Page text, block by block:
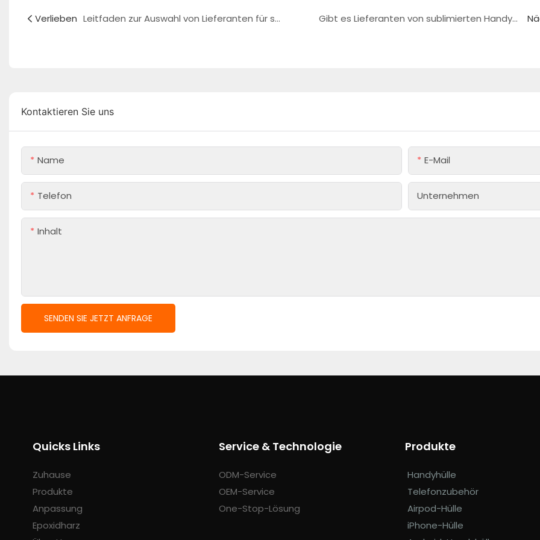
Verlieben Leitfaden zur Auswahl von Lieferanten für sublimierte Handyhüllen für grenzüberschreitende Händler (USA/EU) – 2026 Gibt es Lieferanten von sublimierten Handyhüllen mit niedriger Mindestbestellmenge für den mexikanischen Markt?
Kontaktieren Sie uns
Name E-Mail
Telefon Unternehmen
Inhalt
SENDEN SIE JETZT ANFRAGE
Quicks Links
Zuhause
Produkte
Anpassung
Epoxidharz
Service & Technologie
ODM-Service
OEM-Service
One-Stop-Lösung
Produkte
Handyhülle
Telefonzubehör
Airpod-Hülle
iPhone-Hülle